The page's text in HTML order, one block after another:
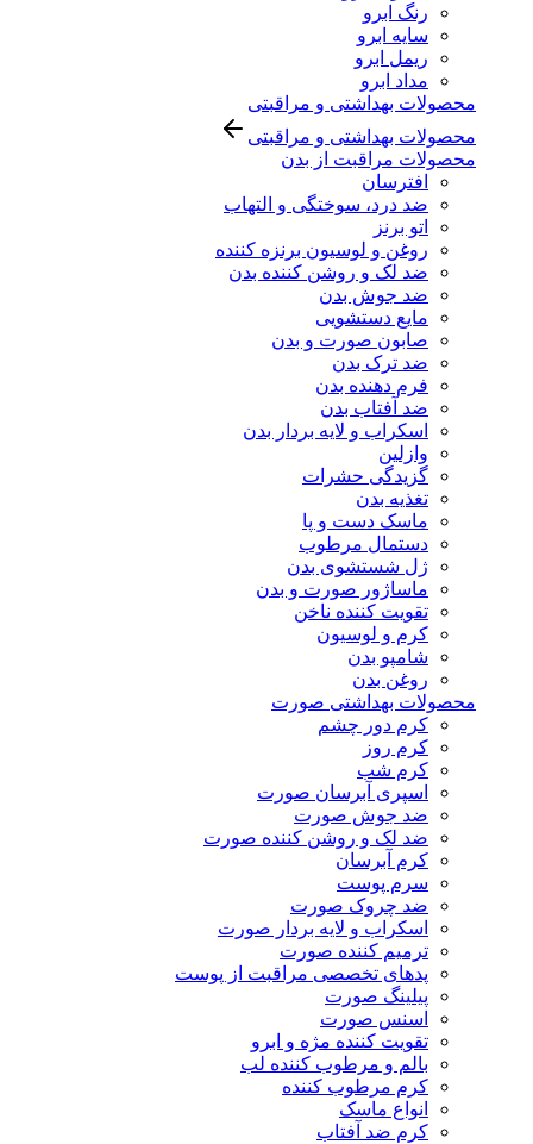
رنگ ابرو
سایه ابرو
ریمل ابرو
مداد ابرو
محصولات بهداشتی و مراقبتی
محصولات بهداشتی و مراقبتی
محصولات مراقبت از بدن
افترسان
ضد درد، سوختگی و التهاب
اتو برنز
روغن و لوسیون برنزه کننده
ضد لک و روشن کننده بدن
ضد جوش بدن
مایع دستشویی
صابون صورت و بدن
ضد ترک بدن
فرم دهنده بدن
ضد آفتاب بدن
اسکراب و لایه بردار بدن
وازلین
گزیدگی حشرات
تغذیه بدن
ماسک دست و پا
دستمال مرطوب
ژل شستشوی بدن
ماساژور صورت و بدن
تقویت کننده ناخن
کرم و لوسیون
شامپو بدن
روغن بدن
محصولات بهداشتی صورت
کرم دور چشم
کرم روز
کرم شب
اسپری آبرسان صورت
ضد جوش صورت
ضد لک و روشن کننده صورت
کرم آبرسان
سرم پوست
ضد چروک صورت
اسکراب و لایه بردار صورت
ترمیم کننده صورت
پدهای تخصصی مراقبت از پوست
پیلینگ صورت
اسنس صورت
تقویت کننده مژه و ابرو
بالم و مرطوب کننده لب
کرم مرطوب کننده
انواع ماسک
کرم ضد آفتاب